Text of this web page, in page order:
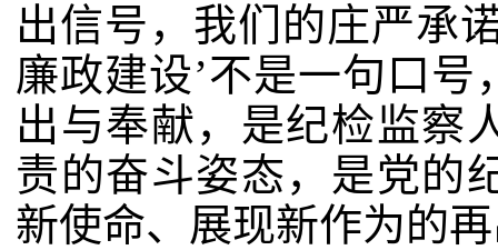
出信号，我们的庄严承
廉政建设’不是一句口
出与奉献，是纪检监察
责的奋斗姿态，是党的
新使命、展现新作为的